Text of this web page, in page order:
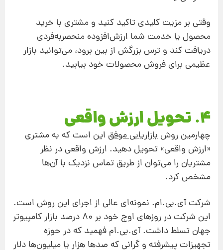
وقتی بر مزیت کلیدی تاکید کنید و مشتری با خرید
محصول یا خدمت شما ارزش‌افزوده منحصربه‌فردی
دریافت ‌کند و ترس بزرگش از بین برود، می‌توانید بازار
عظیمی برای فروش محصولات خود بیابید.
4. تحویل ارزش واقعی
چهارمین روش بازاریابی موفق این است که به مشتری
«ارزش واقعی» تحویل دهید. ارزش واقعی در نظر
مشتریان را می‌توان از طریق تماس نزدیک با آن‌‌ها
مشخص کرد.
شرکت آی.بی.ام. نمونه‌ای عالی از اجرای این روش است.
این شرکت در روزهای اوج خود بر 80 درصد بازار کامپیوتر
جهان تسلط داشت. آی.بی.ام فهمید که در حوزه
تجهیزات پیشرفته و گرانی که صدها هزار یا میلیون‌ها دلار